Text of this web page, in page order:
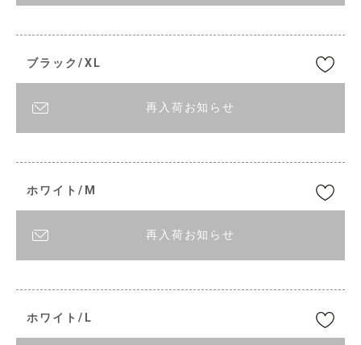
ブラック/XL
再入荷お知らせ
ホワイト/M
再入荷お知らせ
ホワイト/L